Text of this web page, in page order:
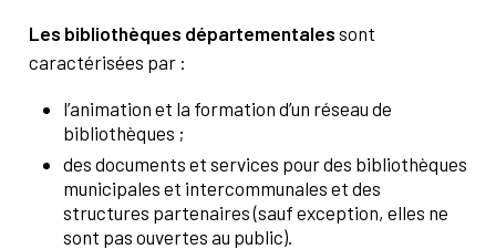
Les bibliothèques départementales sont
caractérisées par :
l’animation et la formation d’un réseau de
bibliothèques ;
des documents et services pour des bibliothèques
municipales et intercommunales et des
structures partenaires (sauf exception, elles ne
sont pas ouvertes au public).